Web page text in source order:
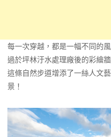
每一次穿越，都是一幅不同的
過於坪林汙水處理廠後的彩繪
這條自然步道增添了一絲人文
景！